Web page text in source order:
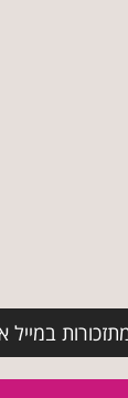
במייל